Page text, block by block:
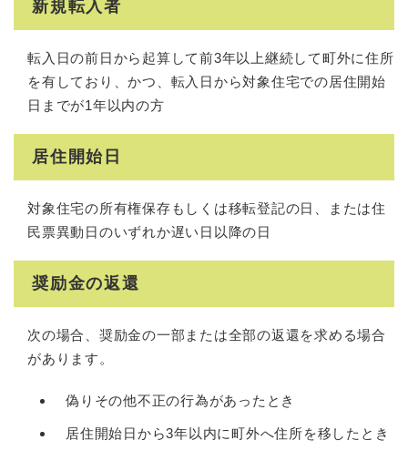
新規転入者
転入日の前日から起算して前3年以上継続して町外に住所
を有しており、かつ、転入日から対象住宅での居住開始
日までが1年以内の方
居住開始日
対象住宅の所有権保存もしくは移転登記の日、または住
民票異動日のいずれか遅い日以降の日
奨励金の返還
次の場合、奨励金の一部または全部の返還を求める場合
があります。
偽りその他不正の行為があったとき
居住開始日から3年以内に町外へ住所を移したとき